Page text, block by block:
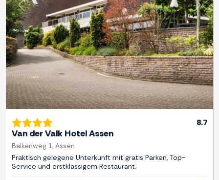
Zurück
8.7
Van der Valk Hotel Assen
Balkenweg 1, Assen
Praktisch gelegene Unterkunft mit gratis Parken, Top-
Service und erstklassigem Restaurant.